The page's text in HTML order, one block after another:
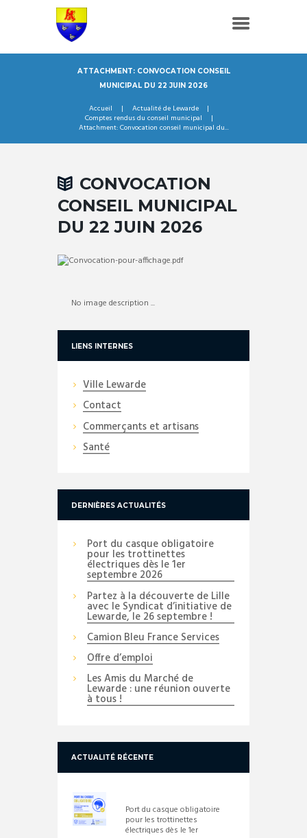
ATTACHMENT: CONVOCATION CONSEIL
MUNICIPAL DU 22 JUIN 2026
Accueil
Actualité de Lewarde
Comptes rendus du conseil municipal
Attachment: Convocation conseil municipal du...
CONVOCATION
CONSEIL MUNICIPAL
DU 22 JUIN 2026
No image description ...
LIENS INTERNES
Ville Lewarde
Contact
Commerçants et artisans
Santé
DERNIÈRES ACTUALITÉS
Port du casque obligatoire
pour les trottinettes
électriques dès le 1er
septembre 2026
Partez à la découverte de Lille
avec le Syndicat d’initiative de
Lewarde, le 26 septembre !
Camion Bleu France Services
Offre d’emploi
Les Amis du Marché de
Lewarde : une réunion ouverte
à tous !
ACTUALITÉ RÉCENTE
Port du casque obligatoire
pour les trottinettes
électriques dès le 1er